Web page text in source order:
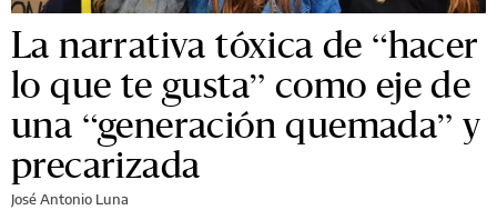
La narrativa tóxica de “hacer
lo que te gusta” como eje de
una “generación quemada” y
precarizada
José Antonio Luna